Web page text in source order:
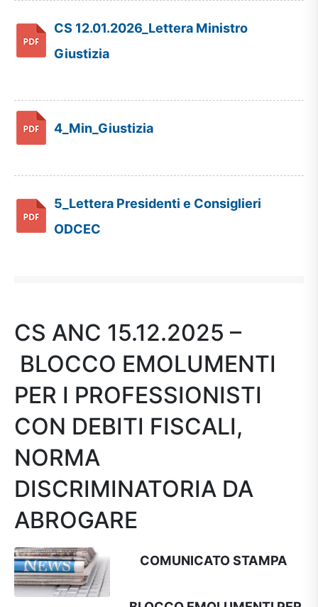
CS 12.01.2026_Lettera Ministro
Giustizia
4_Min_Giustizia
5_Lettera Presidenti e Consiglieri
ODCEC
CS ANC 15.12.2025 –
BLOCCO EMOLUMENTI
PER I PROFESSIONISTI
CON DEBITI FISCALI,
NORMA
DISCRIMINATORIA DA
ABROGARE
COMUNICATO STAMPA